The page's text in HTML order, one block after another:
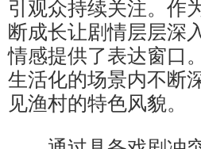
引观众持续关注。作
断成长让剧情层层深
情感提供了表达窗口
生活化的场景内不断
见渔村的特色风貌。